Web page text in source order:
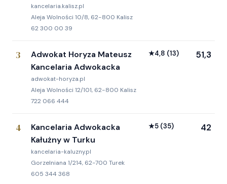
kancelaria.kalisz.pl
Aleja Wolności 10/8, 62-800 Kalisz
62 300 00 39
3
Adwokat Horyza Mateusz
Kancelaria Adwokacka
adwokat-horyza.pl
Aleja Wolności 12/101, 62-800 Kalisz
722 066 444
★4,8 (13) 51,3
4
Kancelaria Adwokacka
Kałużny w Turku
kancelaria-kaluzny.pl
Gorzelniana 1/214, 62-700 Turek
605 344 368
★5 (35) 42